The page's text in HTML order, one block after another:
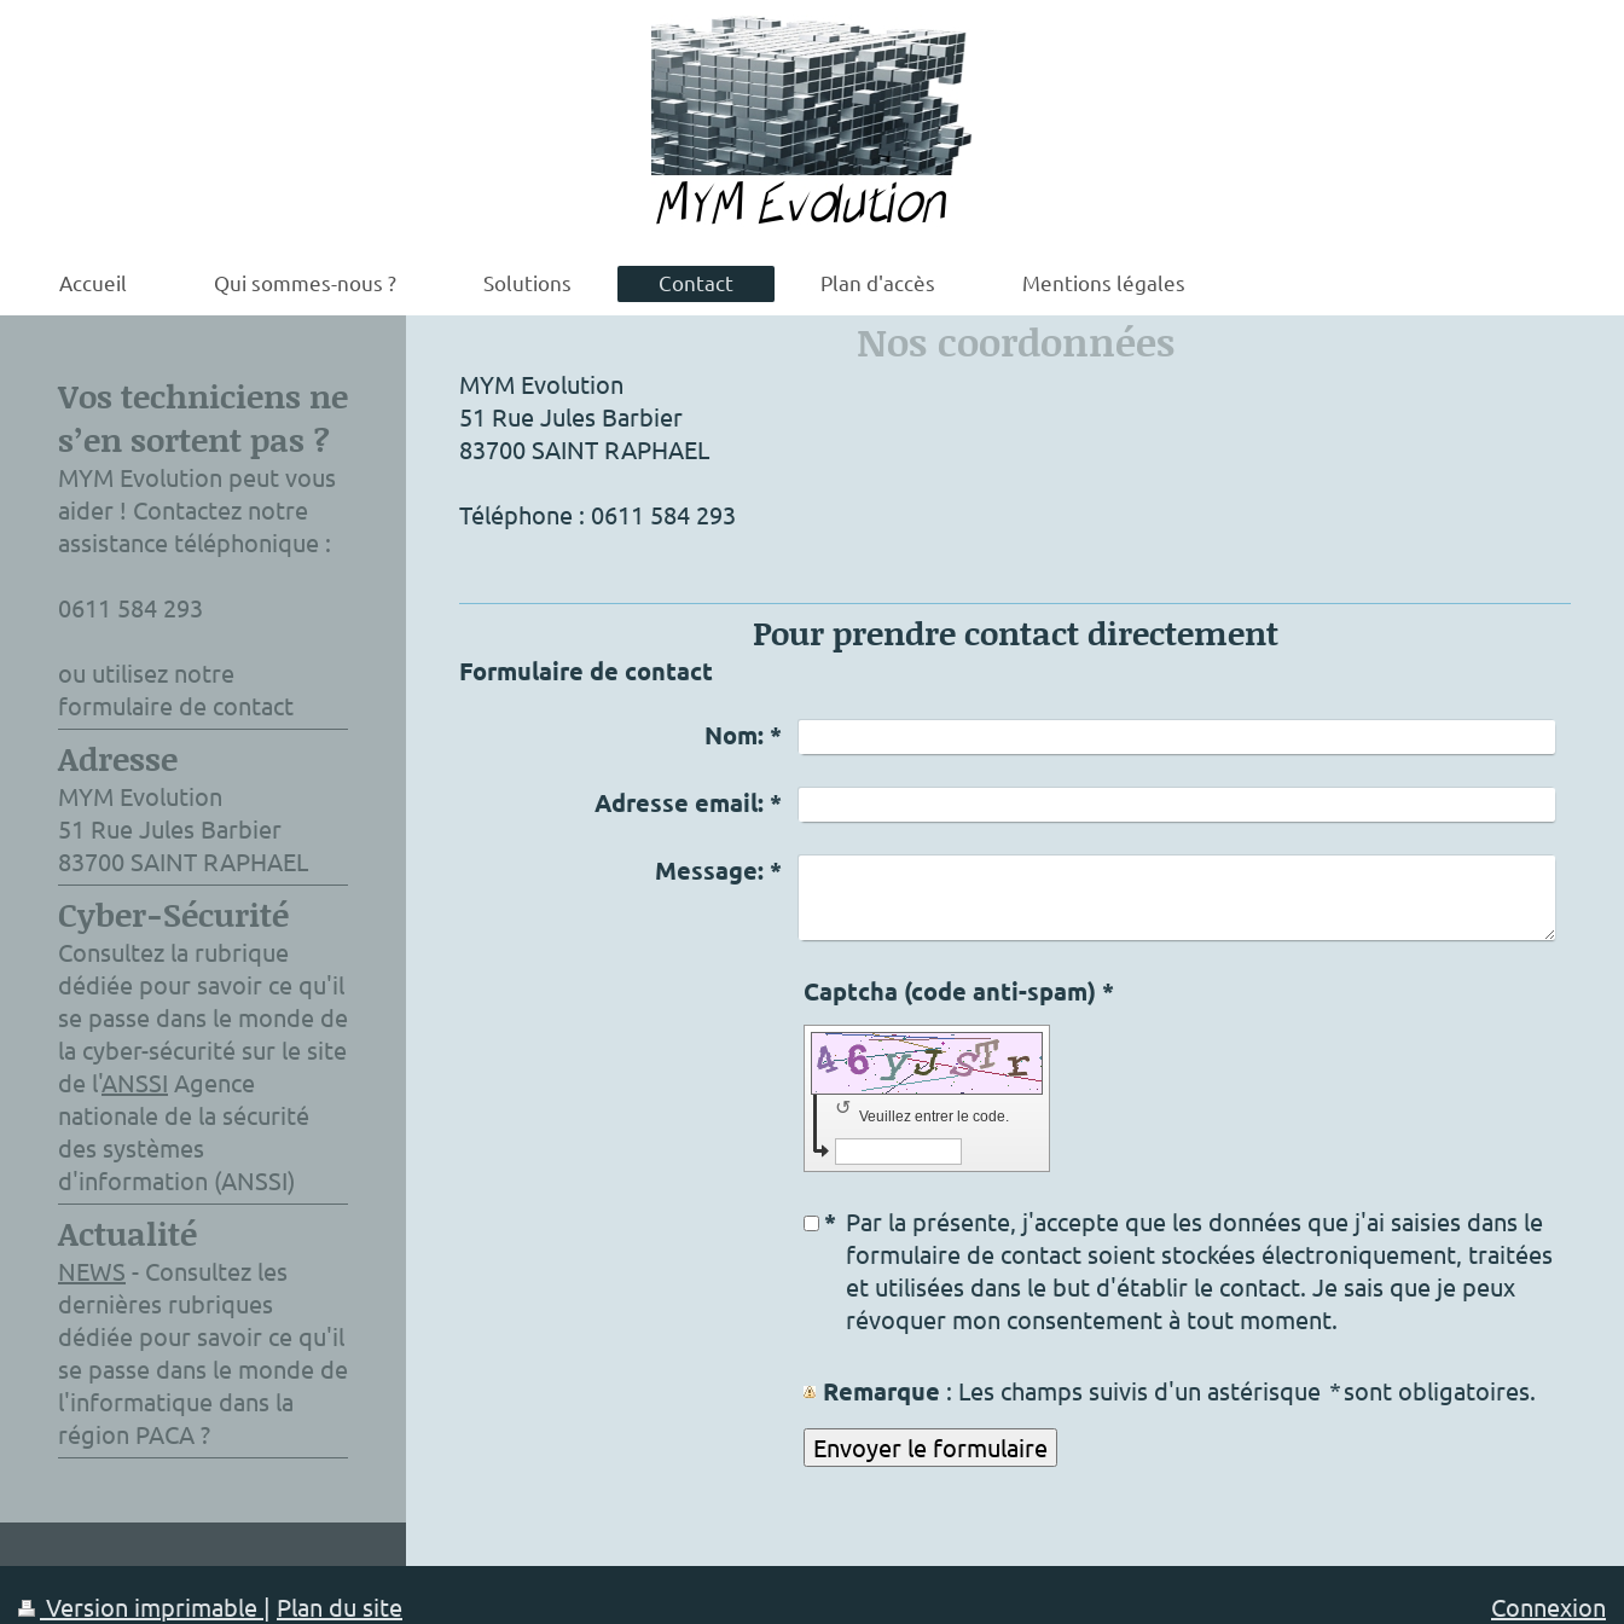
Accueil Qui sommes-nous ? Solutions Contact Plan d'accès Mentions légales
Nos coordonnées
MYM Evolution
51 Rue Jules Barbier
83700 SAINT RAPHAEL
Téléphone : 0611 584 293
Pour prendre contact directement
Formulaire de contact
Nom:*
Adresse email:*
Message:*
Captcha (code anti-spam) *
Veuillez entrer le code.
↺
* Par la présente, j'accepte que les données que j'ai saisies dans le
formulaire de contact soient stockées électroniquement, traitées
et utilisées dans le but d'établir le contact. Je sais que je peux
révoquer mon consentement à tout moment.
Remarque : Les champs suivis d'un astérisque *sont obligatoires.
Vos techniciens ne
s’en sortent pas ?
MYM Evolution peut vous
aider ! Contactez notre
assistance téléphonique :
0611 584 293
ou utilisez notre
formulaire de contact
Adresse
MYM Evolution
51 Rue Jules Barbier
83700 SAINT RAPHAEL
Cyber-Sécurité
Consultez la rubrique
dédiée pour savoir ce qu'il
se passe dans le monde de
la cyber-sécurité sur le site
de l'ANSSI Agence
nationale de la sécurité
des systèmes
d'information (ANSSI)
Actualité
NEWS - Consultez les
dernières rubriques
dédiée pour savoir ce qu'il
se passe dans le monde de
l'informatique dans la
région PACA ?
Version imprimable | Plan du site Connexion